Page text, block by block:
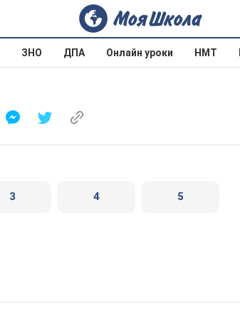
ЗНО ДПА Онлайн уроки НМТ
3 4 5